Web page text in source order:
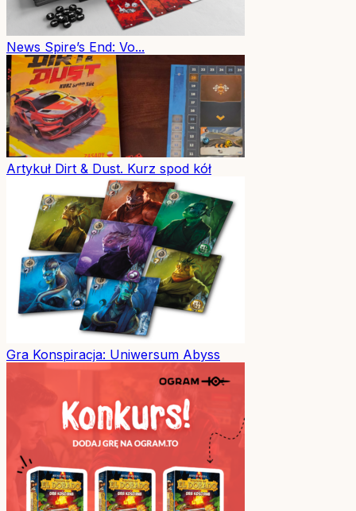
News Spire’s End: Vo...
Artykuł Dirt & Dust. Kurz spod kół
Gra Konspiracja: Uniwersum Abyss